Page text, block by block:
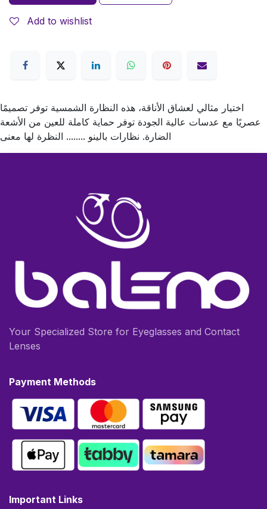
Add to wishlist
اختيار مثالي لعشاق الأناقة، هذه النظارة الشمسية توفر تصميمًا
عصريًا مع عدسات عالية الجودة توفر حماية كاملة للعين من الأشعة
الضارة. نظارات بالينو ........ النظرة لها معنى
Your Specialized Store for Eyeglasses and Contact
Lenses
Payment Methods
Important Links